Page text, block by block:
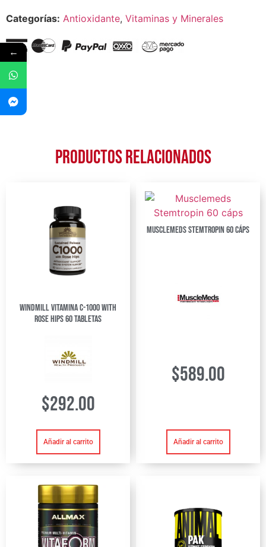
Categorías: Antioxidante, Vitaminas y Minerales
Productos relacionados
Windmill Vitamina C-1000 with
Rose Hips 60 Tabletas
$292.00
Añadir al carrito
Musclemeds Stemtropin 60 cáps
$589.00
Añadir al carrito
←